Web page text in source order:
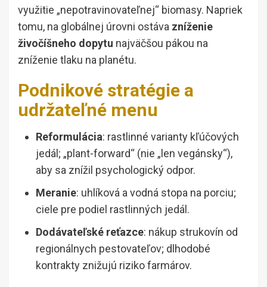
využitie „nepotravinovateľnej“ biomasy. Napriek
tomu, na globálnej úrovni ostáva zníženie
živočíšneho dopytu najväčšou pákou na
zníženie tlaku na planétu.
Podnikové stratégie a
udržateľné menu
Reformulácia: rastlinné varianty kľúčových
jedál; „plant-forward“ (nie „len vegánsky“),
aby sa znížil psychologický odpor.
Meranie: uhlíková a vodná stopa na porciu;
ciele pre podiel rastlinných jedál.
Dodávateľské reťazce: nákup strukovín od
regionálnych pestovateľov; dlhodobé
kontrakty znižujú riziko farmárov.